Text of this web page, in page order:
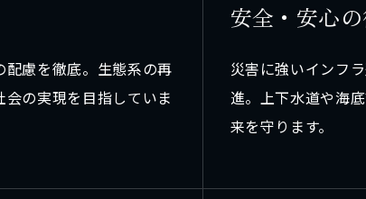
慮を徹底。生態系の再
の実現を目指していま
安全 ・ 安心の
災害に強いインフ
進。上下水道や海
来を守ります。